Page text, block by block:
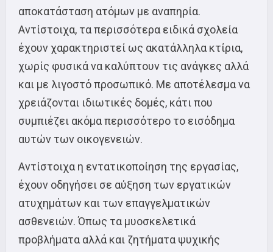
αποκατάσταση ατόμων με αναπηρία.
Αντίστοιχα, τα περισσότερα ειδικά σχολεία
έχουν χαρακτηριστεί ως ακατάλληλα κτίρια,
χωρίς φυσικά να καλύπτουν τις ανάγκες αλλά
και με λιγοστό προσωπικό. Με αποτέλεσμα να
χρειάζονται ιδιωτικές δομές, κάτι που
συμπιέζει ακόμα περισσότερο το εισόδημα
αυτών των οικογενειών.
Αντίστοιχα η εντατικοποίηση της εργασίας,
έχουν οδηγήσει σε αύξηση των εργατικών
ατυχημάτων και των επαγγελματικών
ασθενειών. Όπως τα μυοσκελετικά
προβλήματα αλλά και ζητήματα ψυχικής